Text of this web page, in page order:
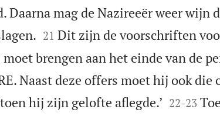
Daarna mag de Nazireeër weer wijn

21 Dit zijn de voorschriften
brengen aan het einde van de
Naast deze offers moet hij ook
hij zijn gelofte aflegde.’
22-23